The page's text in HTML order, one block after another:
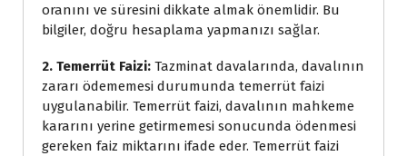
oranını ve süresini dikkate almak önemlidir. Bu
bilgiler, doğru hesaplama yapmanızı sağlar.
2. Temerrüt Faizi: Tazminat davalarında, davalının
zararı ödememesi durumunda temerrüt faizi
uygulanabilir. Temerrüt faizi, davalının mahkeme
kararını yerine getirmemesi sonucunda ödenmesi
gereken faiz miktarını ifade eder. Temerrüt faizi